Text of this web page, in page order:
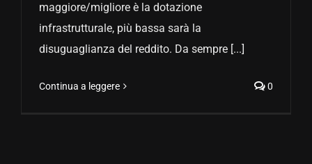
maggiore/migliore è la dotazione
infrastrutturale, più bassa sarà la
disuguaglianza del reddito. Da sempre [...]
Continua a leggere 0